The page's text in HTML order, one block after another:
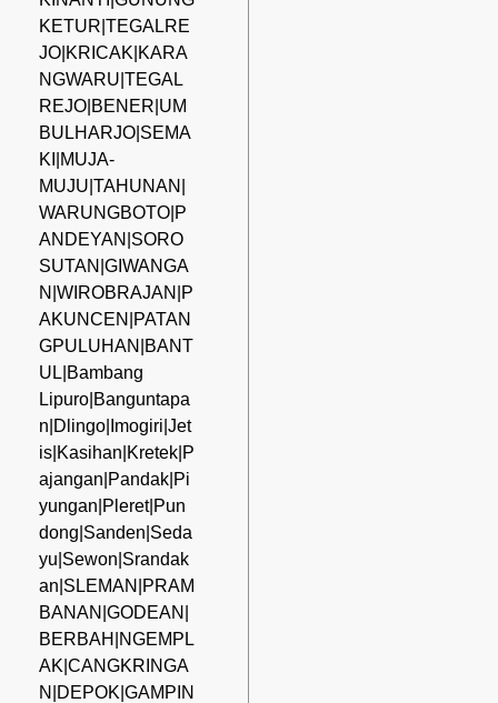
KETUR|TEGALRE
JO|KRICAK|KARA
NGWARU|TEGAL
REJO|BENER|UM
BULHARJO|SEMA
KI|MUJA-
MUJU|TAHUNAN|
WARUNGBOTO|P
ANDEYAN|SORO
SUTAN|GIWANGA
N|WIROBRAJAN|P
AKUNCEN|PATAN
GPULUHAN|BANT
UL|Bambang
Lipuro|Banguntapa
n|Dlingo|Imogiri|Jet
is|Kasihan|Kretek|P
ajangan|Pandak|Pi
yungan|Pleret|Pun
dong|Sanden|Seda
yu|Sewon|Srandak
an|SLEMAN|PRAM
BANAN|GODEAN|
BERBAH|NGEMPL
AK|CANGKRINGA
N|DEPOK|GAMPIN